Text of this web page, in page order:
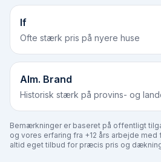
If
Ofte stærk pris på nyere huse
Alm. Brand
Historisk stærk på provins- og
Bemærkninger er baseret på offentligt
og vores erfaring fra +12 års arbejde
altid eget tilbud for præcis pris og